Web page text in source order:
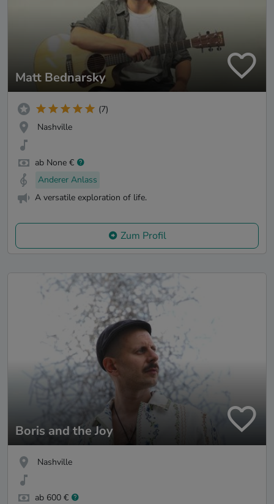
Matt Bednarsky
(7)
Nashville
ab None €
Anderer Anlass
A versatile exploration of life.
Zum Profil
Boris and the Joy
Nashville
ab 600 €